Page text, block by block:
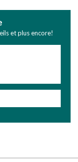
et plus encore!